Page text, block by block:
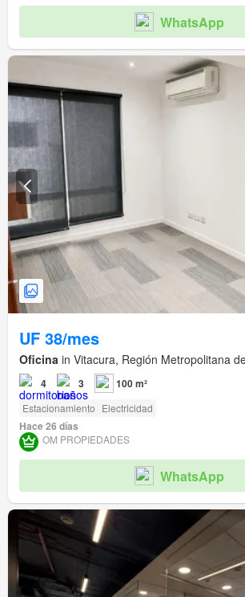
WhatsApp
UF 38/mes
Oficina in Vitacura, Región Metropolitana
4 3 100 m²
Estacionamiento Electricidad
Hace 26 días
OM PROPIEDADES
WhatsApp